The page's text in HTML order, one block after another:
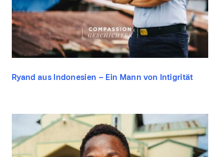
Ryand aus Indonesien – Ein Mann von Intigrität